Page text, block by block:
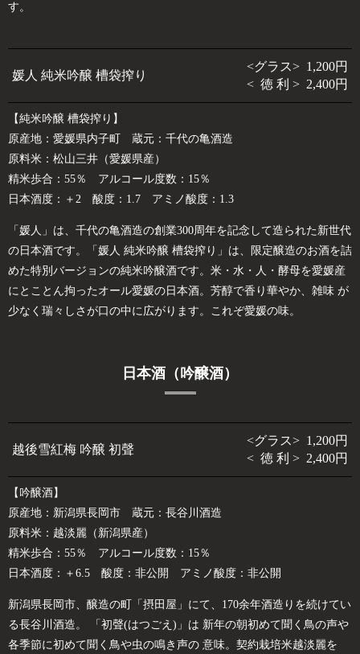
す。
媛人 純米吟醸 槽袋搾り
<グラス> 1,200円
< 徳 利 > 2,400円
【純米吟醸 槽袋搾り】
原産地：愛媛県内子町 蔵元：千代の亀酒造
原料米：松山三井（愛媛県産）
精米歩合：55％ アルコール度数：15％
日本酒度：＋2 酸度：1.7 アミノ酸度：1.3
「媛人」は、千代の亀酒造の創業300周年を記念して造られた新世代
の日本酒です。「媛人 純米吟醸 槽袋搾り」は、限定醸造のお酒を詰
めた特別バージョンの純米吟醸酒です。米・水・人・酵母を愛媛産
にとことん拘ったオール愛媛の日本酒。芳醇で香り華やか、雑味 が
少なく瑞々しさが口の中に広がります。これぞ愛媛の味。
日本酒（吟醸酒）
越後雪紅梅 吟醸 初聲
<グラス> 1,200円
< 徳 利 > 2,400円
【吟醸酒】
原産地：新潟県長岡市 蔵元：長谷川酒造
原料米：越淡麗（新潟県産）
精米歩合：55％ アルコール度数：15％
日本酒度：＋6.5 酸度：非公開 アミノ酸度：非公開
新潟県長岡市、醸造の町「摂田屋」にて、170余年酒造りを続けてい
る長谷川酒造。 「初聲(はつごえ)」は 新年の朝初めて聞く鳥の声や
各季節に初めて聞く鳥や虫の鳴き声の 意味。契約栽培米越淡麗を